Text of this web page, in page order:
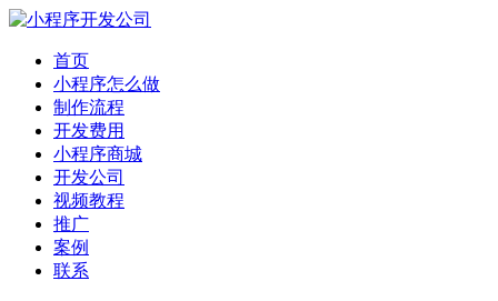
首页
小程序怎么做
制作流程
开发费用
小程序商城
开发公司
视频教程
推广
案例
联系